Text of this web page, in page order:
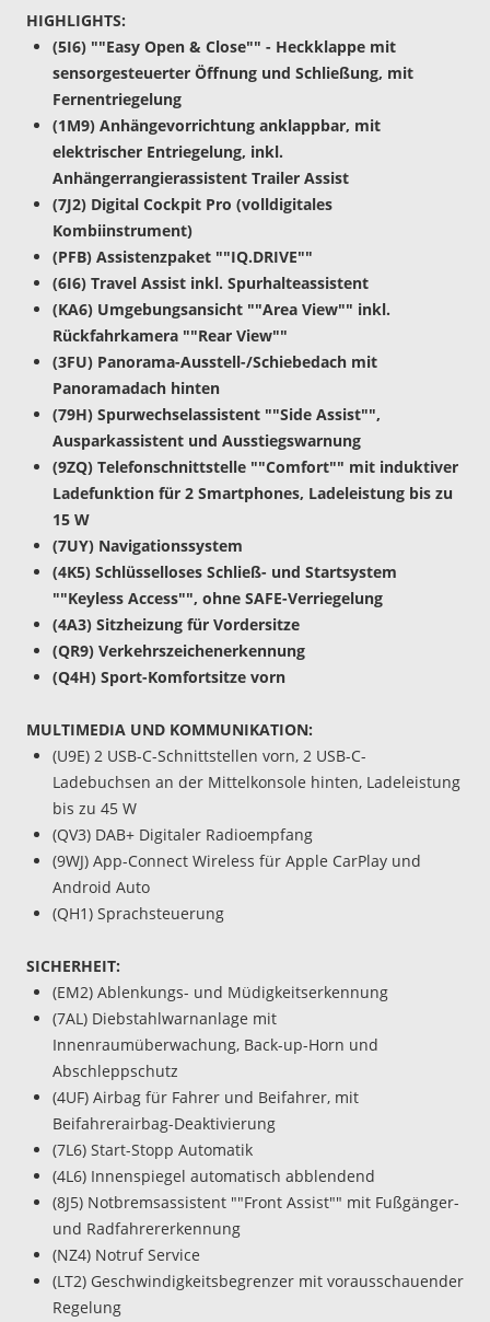
HIGHLIGHTS:
(5I6) ""Easy Open & Close"" - Heckklappe mit
sensorgesteuerter Öffnung und Schließung, mit
Fernentriegelung
(1M9) Anhängevorrichtung anklappbar, mit
elektrischer Entriegelung, inkl.
Anhängerrangierassistent Trailer Assist
(7J2) Digital Cockpit Pro (volldigitales
Kombiinstrument)
(PFB) Assistenzpaket ""IQ.DRIVE""
(6I6) Travel Assist inkl. Spurhalteassistent
(KA6) Umgebungsansicht ""Area View"" inkl.
Rückfahrkamera ""Rear View""
(3FU) Panorama-Ausstell-/Schiebedach mit
Panoramadach hinten
(79H) Spurwechselassistent ""Side Assist"",
Ausparkassistent und Ausstiegswarnung
(9ZQ) Telefonschnittstelle ""Comfort"" mit induktiver
Ladefunktion für 2 Smartphones, Ladeleistung bis zu
15 W
(7UY) Navigationssystem
(4K5) Schlüsselloses Schließ- und Startsystem
""Keyless Access"", ohne SAFE-Verriegelung
(4A3) Sitzheizung für Vordersitze
(QR9) Verkehrszeichenerkennung
(Q4H) Sport-Komfortsitze vorn
MULTIMEDIA UND KOMMUNIKATION:
(U9E) 2 USB-C-Schnittstellen vorn, 2 USB-C-
Ladebuchsen an der Mittelkonsole hinten, Ladeleistung
bis zu 45 W
(QV3) DAB+ Digitaler Radioempfang
(9WJ) App-Connect Wireless für Apple CarPlay und
Android Auto
(QH1) Sprachsteuerung
SICHERHEIT:
(EM2) Ablenkungs- und Müdigkeitserkennung
(7AL) Diebstahlwarnanlage mit
Innenraumüberwachung, Back-up-Horn und
Abschleppschutz
(4UF) Airbag für Fahrer und Beifahrer, mit
Beifahrerairbag-Deaktivierung
(7L6) Start-Stopp Automatik
(4L6) Innenspiegel automatisch abblendend
(8J5) Notbremsassistent ""Front Assist"" mit Fußgänger-
und Radfahrererkennung
(NZ4) Notruf Service
(LT2) Geschwindigkeitsbegrenzer mit vorausschauender
Regelung